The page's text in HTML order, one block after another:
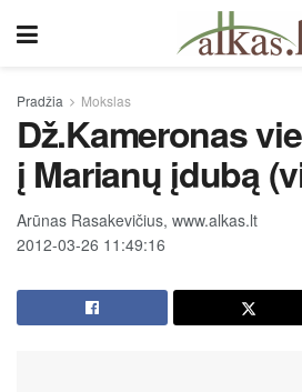
Pradžia Mokslas
Dž.Kameronas
į Marianų įdubą
Arūnas Rasakevičius, www.alkas.lt
2012-03-26 11:49:16